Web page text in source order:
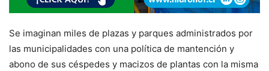
Se imaginan miles de plazas y parques administrados por
las municipalidades con una política de mantención y
abono de sus céspedes y macizos de plantas con la misma